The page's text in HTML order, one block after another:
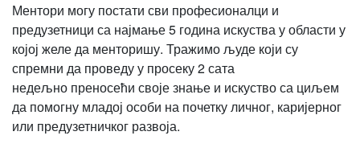
Ментори могу постати сви професионалци и
предузетници са најмање 5 година искуства у области у
којој желе да менторишу. Тражимо људе који су
спремни да проведу у просеку 2 сата
недељно преносећи своје знање и искуство са циљем
да помогну младој особи на почетку личног, каријерног
или предузетничког развоја.